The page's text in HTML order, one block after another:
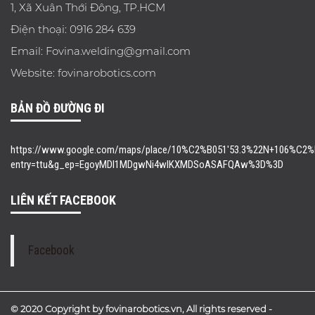
1, Xã Xuân Thới Đông, TP.HCM
Điện thoại: 0916 284 639
Email: Fovina.welding@gmail.com
Website: fovinarobotics.com
BẢN ĐỒ ĐƯỜNG ĐI
https://www.google.com/maps/place/
entry=ttu&g_ep=EgoyMDI1MDgwNi4wIKXMDSoASAFQAw%3D%3D
LIÊN KẾT FACEBOOK
Facebook
© 2020 Copyright by fovinarobotics.vn, All rights reserved -